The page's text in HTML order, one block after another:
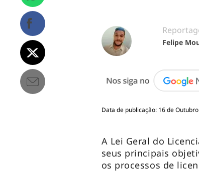
Felipe
Data de publicação: 16 de
A Lei Geral do
seus principais
os processos de